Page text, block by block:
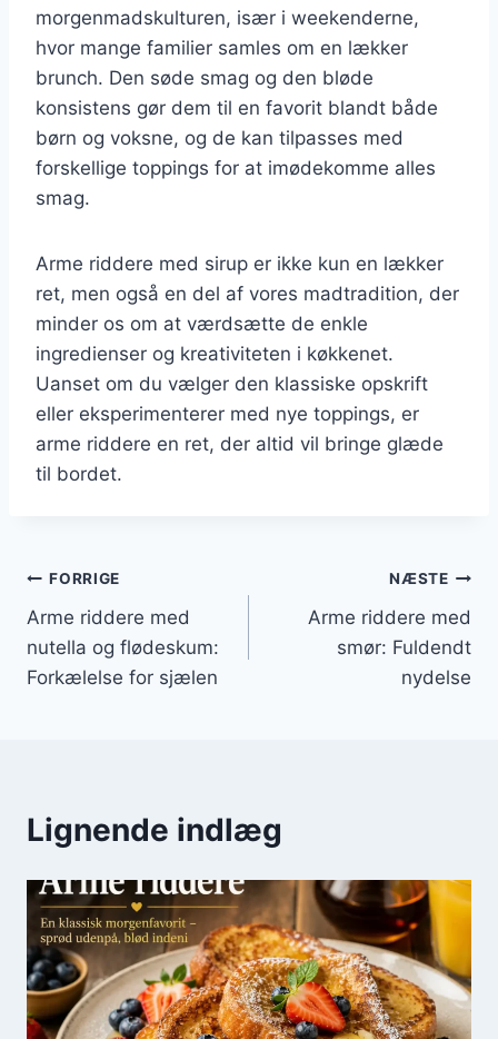
morgenmadskulturen, især i weekenderne,
hvor mange familier samles om en lækker
brunch. Den søde smag og den bløde
konsistens gør dem til en favorit blandt både
børn og voksne, og de kan tilpasses med
forskellige toppings for at imødekomme alles
smag.
Arme riddere med sirup er ikke kun en lækker
ret, men også en del af vores madtradition, der
minder os om at værdsætte de enkle
ingredienser og kreativiteten i køkkenet.
Uanset om du vælger den klassiske opskrift
eller eksperimenterer med nye toppings, er
arme riddere en ret, der altid vil bringe glæde
til bordet.
Indlægsnavigation
FORRIGE
Arme riddere med
nutella og flødeskum:
Forkælelse for sjælen
NÆSTE
Arme riddere med
smør: Fuldendt
nydelse
Lignende indlæg